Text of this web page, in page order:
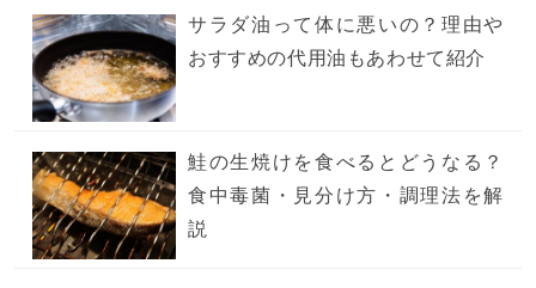
サラダ油って体に悪いの？理由や
おすすめの代用油もあわせて紹介
鮭の生焼けを食べるとどうなる？
食中毒菌・見分け方・調理法を解
説